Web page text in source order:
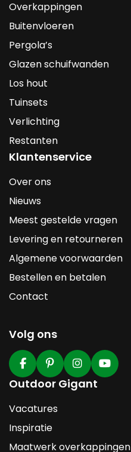
Overkappingen
Buitenvloeren
Pergola’s
Glazen schuifwanden
Los hout
Tuinsets
Verlichting
Restanten
Klantenservice
Over ons
Nieuws
Meest gestelde vragen
Levering en retourneren
Algemene voorwaarden
Bestellen en betalen
Contact
Volg ons
Outdoor Gigant
Vacatures
Inspiratie
Maatwerk overkappingen